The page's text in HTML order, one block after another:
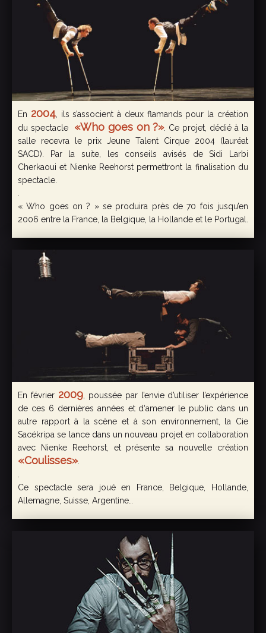
En 2004, ils s’associent à deux flamands pour la création
du spectacle «Who goes on ?». Ce projet, dédié à la
salle recevra le prix Jeune Talent Cirque 2004 (lauréat
SACD). Par la suite, les conseils avisés de Sidi Larbi
Cherkaoui et Nienke Reehorst permettront la finalisation du
spectacle.
« Who goes on ? » se produira près de 70 fois jusqu’en
2006 entre la France, la Belgique, la Hollande et le Portugal.
En février2009 , poussée par l’envie d’utiliser l’expérience
de ces 6 dernières années et d‘amener le public dans un
autre rapport à la scène et à son environnement, la Cie
Sacékripa se lance dans un nouveau projet en collaboration
avec Nienke Reehorst, et présente sa nouvelle création
«Coulisses».
Ce spectacle sera joué en France, Belgique, Hollande,
Allemagne, Suisse, Argentine…